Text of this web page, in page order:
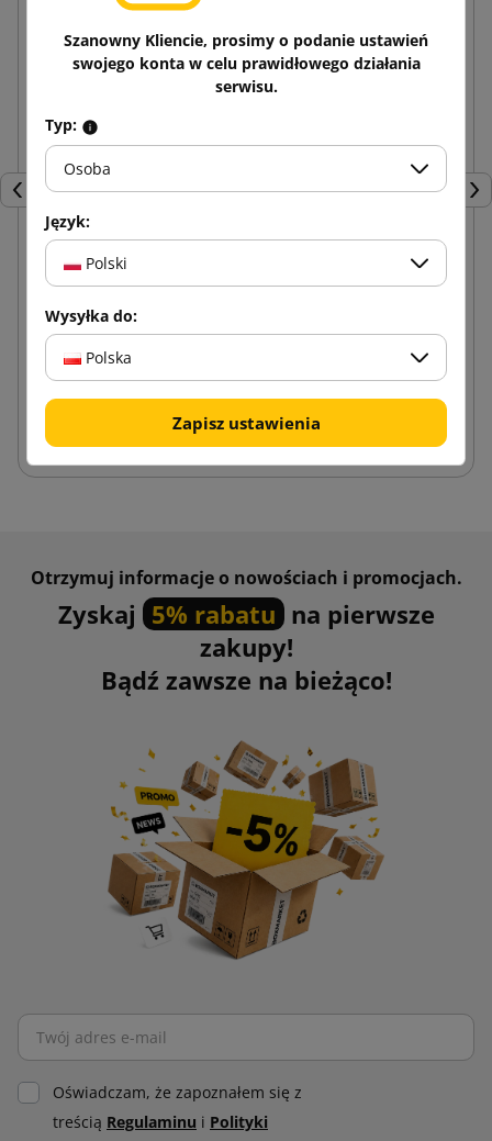
Poprzedni
Dodaj do koszyka
Otrzymuj informacje o nowościach i promocjach.
Zyskaj 5% rabatu na pierwsze
zakupy!
Bądź zawsze na bieżąco!
Oświadczam, że zapoznałem się z
treścią Regulaminu i Polityki
Szanowny Kliencie, prosimy o podanie ustawień
swojego konta w celu prawidłowego działania
serwisu.
Typ:
Osoba
Język:
Polski
Wysyłka do:
Polska
Zapisz ustawienia